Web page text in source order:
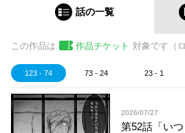
話の一覧
この作品は 作品チケット 対象です（
123 - 74 73 - 24 23 - 1
2026/07/27
第52話「い